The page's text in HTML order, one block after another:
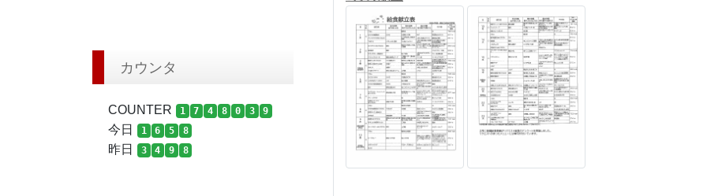
カウンタ
COUNTER 1 7 4 8 0 3 9
今日 1 6 5 8
昨日 3 4 9 8